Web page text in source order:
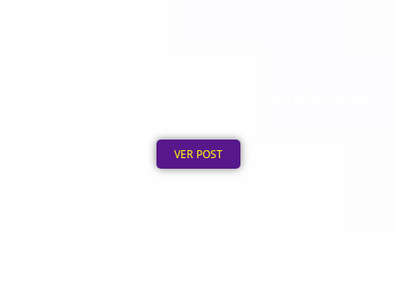
Publicado em: 4 de agosto de 2026
VER POST